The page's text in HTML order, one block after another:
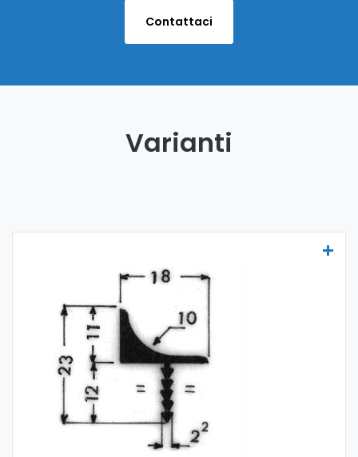
Contattaci
Varianti
Maniglie per mobili - Art 3210
Le maniglia per mobili sono realizzate
lega 6060 e vendute nel formato a barre.
L'ordine minimo è di 300 kg.